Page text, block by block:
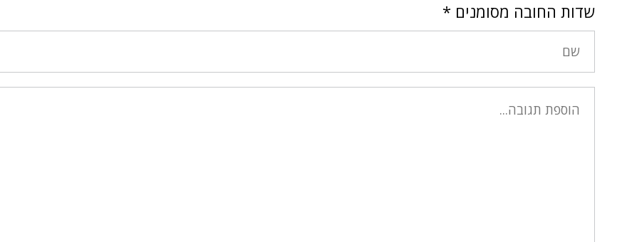
שדות החובה מסומנים *